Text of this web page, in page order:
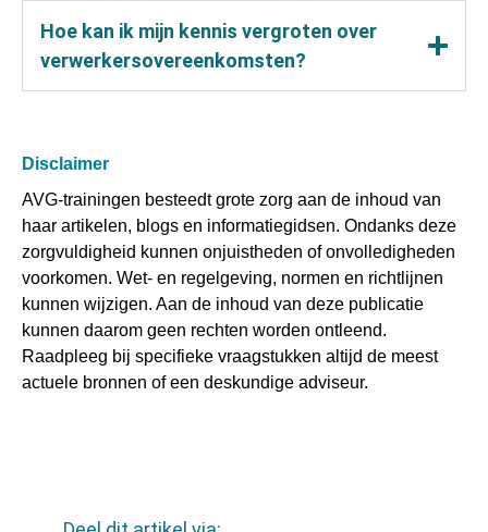
Hoe kan ik mijn kennis vergroten over
verwerkersovereenkomsten?
Disclaimer
AVG-trainingen besteedt grote zorg aan de inhoud van
haar artikelen, blogs en informatiegidsen. Ondanks deze
zorgvuldigheid kunnen onjuistheden of onvolledigheden
voorkomen. Wet- en regelgeving, normen en richtlijnen
kunnen wijzigen. Aan de inhoud van deze publicatie
kunnen daarom geen rechten worden ontleend.
Raadpleeg bij specifieke vraagstukken altijd de meest
actuele bronnen of een deskundige adviseur.